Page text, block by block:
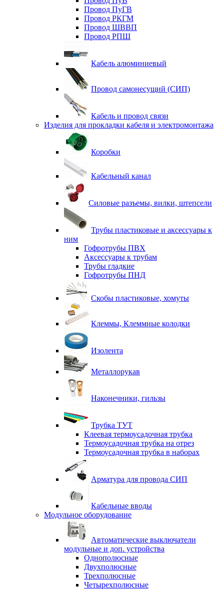
Провод ПуГВ
Провод РКГМ
Провод ШВВП
Провод РПШ
Кабель алюминиевый
Провод самонесущий (СИП)
Кабель и провод связи
Изделия для прокладки кабеля и электромонтажа
Коробки
Кабельный канал
Силовые разъемы, вилки, штепсели
Трубы пластиковые и аксессуары к
ним
Гофротрубы ПВХ
Аксессуары к трубам
Трубы гладкие
Гофротрубы ПНД
Скобы пластиковые, хомуты
Клеммы, Клеммные колодки
Изолента
Металлорукав
Наконечники, гильзы
Трубка ТУТ
Клеевая термоусадочная трубка
Термоусадочная трубка на отрез
Термоусадочная трубка в наборах
Арматура для провода СИП
Кабельные вводы
Модульное оборудование
Автоматические выключатели
модульные и доп. устройства
Однополюсные
Двухполюсные
Трехполюсные
Четырехполюсные